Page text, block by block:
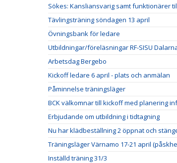
Sökes: Kansliansvarig samt funktionärer
Tävlingsträning söndagen 13 april
Övningsbank för ledare
Utbildningar/föreläsningar RF-SISU
Arbetsdag Bergebo
Kickoff ledare 6 april - plats och anmälan
Påminnelse träningsläger
BCK välkomnar till kickoff med planering
Erbjudande om utbildning i tidtagning
Nu har klädbeställning 2 öppnat och
Träningsläger Värnamo 17-21 april
Inställd träning 31/3